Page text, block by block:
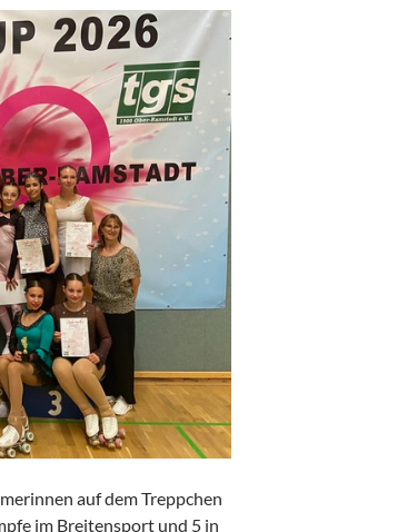
auf dem Treppchen
im Breitensport und 5 in